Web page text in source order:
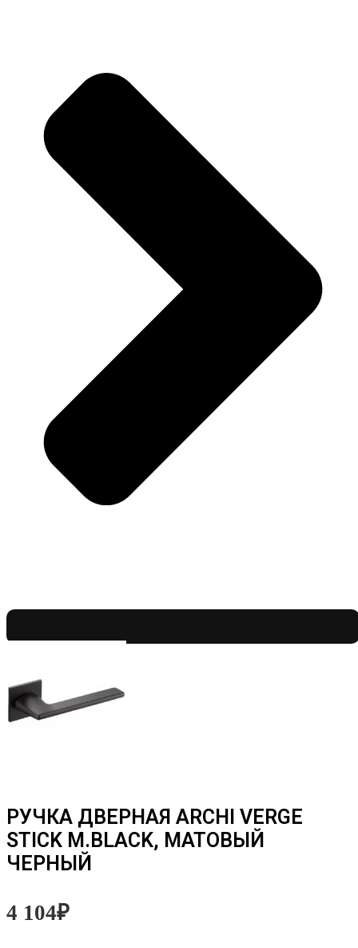
РУЧКА ДВЕРНАЯ ARCHI VERGE
STICK M.BLACK, МАТОВЫЙ
ЧЕРНЫЙ
4 104₽